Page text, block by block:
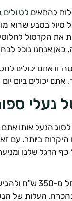
להתאים
טיול בטבע שהוא
את הקרסול
אנחנו נוכל
זו אתם יכולים
אתם יכולים ביום
נעלי
הנעל אותו אתם
היקרות ביותר.
הרגל שלנו
העלות של